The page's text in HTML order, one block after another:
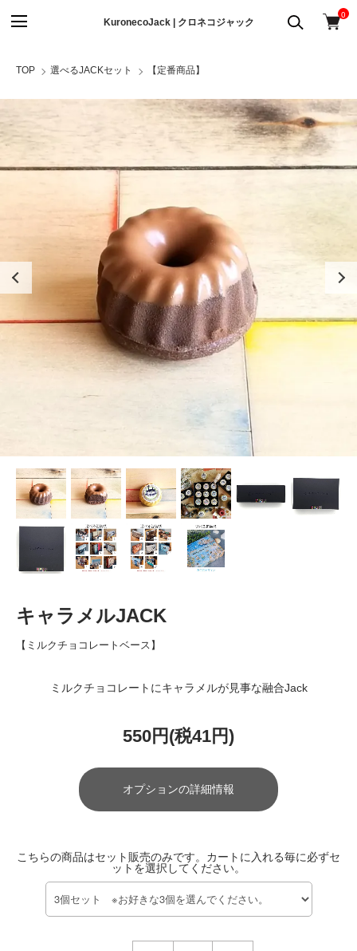
KuronecoJack | クロネコジャック
0
TOP 選べるJACKセット 【定番商品】
キャラメルJACK
【ミルクチョコレートベース】
ミルクチョコレートにキャラメルが見事な融合Jack
550円(税41円)
オプションの詳細情報
こちらの商品はセット販売のみです。カートに入れる毎に必ずセ
ットを選択してください。